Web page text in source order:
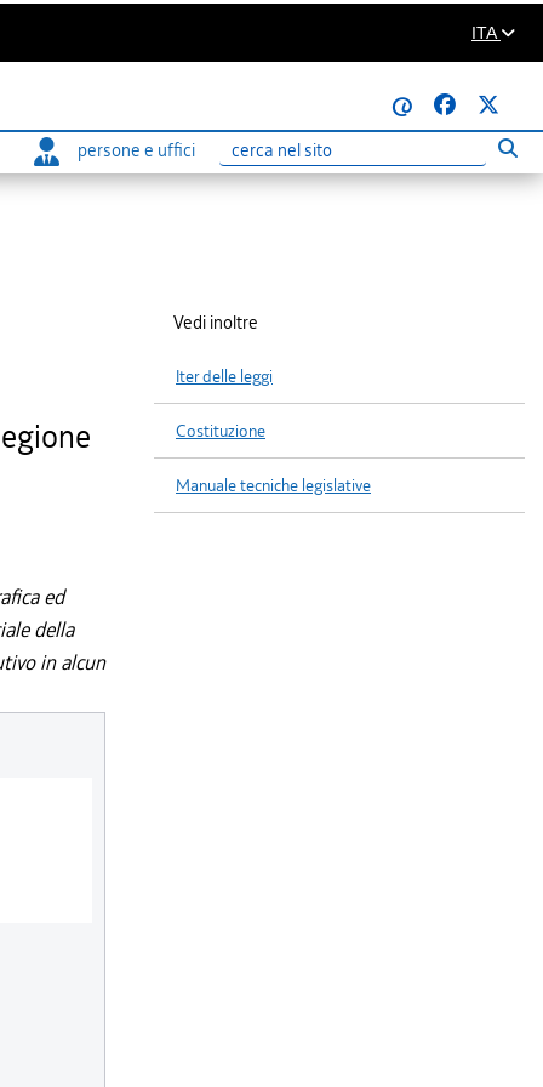
ITA
@
persone e uffici
Ricerca
ed
della
in alcun
Vedi inoltre
Iter delle leggi
Costituzione
Manuale tecniche legislative